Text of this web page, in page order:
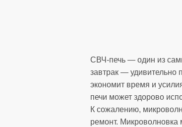
СВЧ-печь — один из
завтрак — удивительно
экономит время и
печи может здорово
К сожалению,
ремонт. Микроволновка